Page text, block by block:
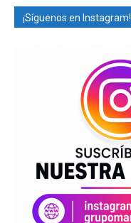
¡Síguenos en Instagram!